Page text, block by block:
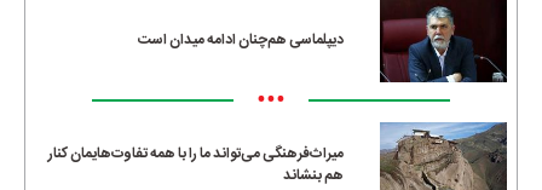
دیپلماسی هم‌چنان ادامه میدان است
•••
میراث‌فرهنگی می‌تواند ما را با همه تفاوت‌هایمان کنار
هم بنشاند